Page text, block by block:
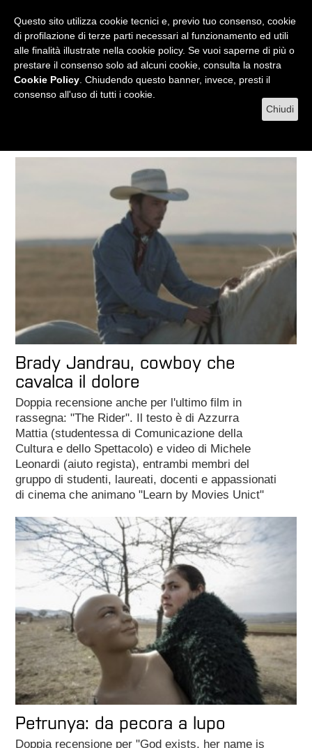
Questo sito utilizza cookie tecnici e, previo tuo consenso, cookie
di profilazione di terze parti necessari al funzionamento ed utili
alle finalità illustrate nella cookie policy. Se vuoi saperne di più o
prestare il consenso solo ad alcuni cookie, consulta la nostra
Cookie Policy . Chiudendo questo banner, invece, presti il
consenso all'uso di tutti i cookie.
Chiudi
RADIO WEB TV L'AGENDA
MENU
Brady Jandrau, cowboy che
cavalca il dolore
Doppia recensione anche per l'ultimo film in
rassegna: "The Rider". Il testo è di Azzurra
Mattia (studentessa di Comunicazione della
Cultura e dello Spettacolo) e video di Michele
Leonardi (aiuto regista), entrambi membri del
gruppo di studenti, laureati, docenti e appassionati
di cinema che animano "Learn by Movies Unict"
Petrunya: da pecora a lupo
Doppia recensione per "God exists, her name is